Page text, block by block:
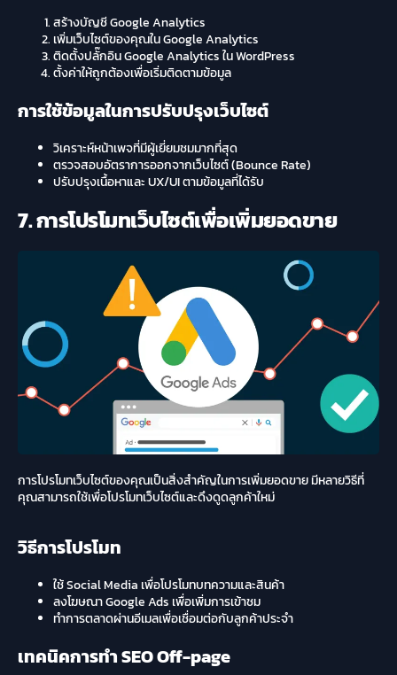
สร้างบัญชี Google Analytics
เพิ่มเว็บไซต์ของคุณใน Google Analytics
ติดตั้งปลั๊กอิน Google Analytics ใน WordPress
ตั้งค่าให้ถูกต้องเพื่อเริ่มติดตามข้อมูล
การใช้ข้อมูลในการปรับปรุงเว็บไซต์
วิเคราะห์หน้าเพจที่มีผู้เยี่ยมชมมากที่สุด
ตรวจสอบอัตราการออกจากเว็บไซต์ (Bounce Rate)
ปรับปรุงเนื้อหาและ UX/UI ตามข้อมูลที่ได้รับ
7. การโปรโมทเว็บไซต์เพื่อเพิ่มยอดขาย
การโปรโมทเว็บไซต์ของคุณเป็นสิ่งสำคัญในการเพิ่มยอดขาย มีหลายวิธีที่
คุณสามารถใช้เพื่อโปรโมทเว็บไซต์และดึงดูดลูกค้าใหม่
วิธีการโปรโมท
ใช้ Social Media เพื่อโปรโมทบทความและสินค้า
ลงโฆษณา Google Ads เพื่อเพิ่มการเข้าชม
ทำการตลาดผ่านอีเมลเพื่อเชื่อมต่อกับลูกค้าประจำ
เทคนิคการทำ SEO Off-page